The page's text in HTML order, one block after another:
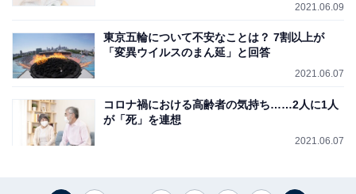
2021.06.09
東京五輪について不安なことは？ 7割以上が
「変異ウイルスのまん延」と回答
2021.06.07
コロナ禍における高齢者の気持ち……2人に1人
が「死」を連想
2021.06.07